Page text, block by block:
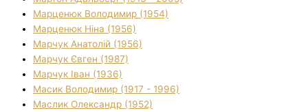
Марценюк Володимир (1954)
Марценюк Ніна (1956)
Марчук Анатолій (1956)
Марчук Євген (1987)
Марчук Іван (1936)
Масик Володимир (1917 - 1996)
Маслик Олександр (1952)